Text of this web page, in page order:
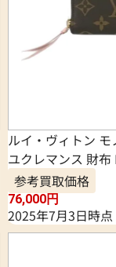
ルイ・ヴィトン
ユクレマンス 財
参考買取価格
76,000円
2025年7月3日時点